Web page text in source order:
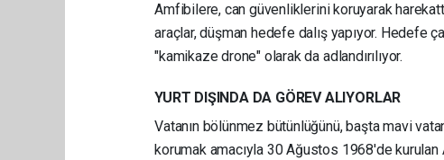
Amfibilere, can güvenliklerini koruyarak
araçlar, düşman hedefe dalış yapıyor. Hedefe
"kamikaze drone" olarak da adlandırılıyor.
YURT DIŞINDA DA GÖREV ALIYORLAR
Vatanın bölünmez bütünlüğünü, başta mavi
korumak amacıyla 30 Ağustos 1968'de